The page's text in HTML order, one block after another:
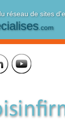
réseau de sites
.com